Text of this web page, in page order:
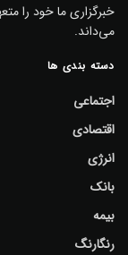
خبرگزاری ما خود را
می‌داند.
دسته بندی ها
اجتماعی
اقتصادی
انرژی
بانک
بیمه
رنگارنگ